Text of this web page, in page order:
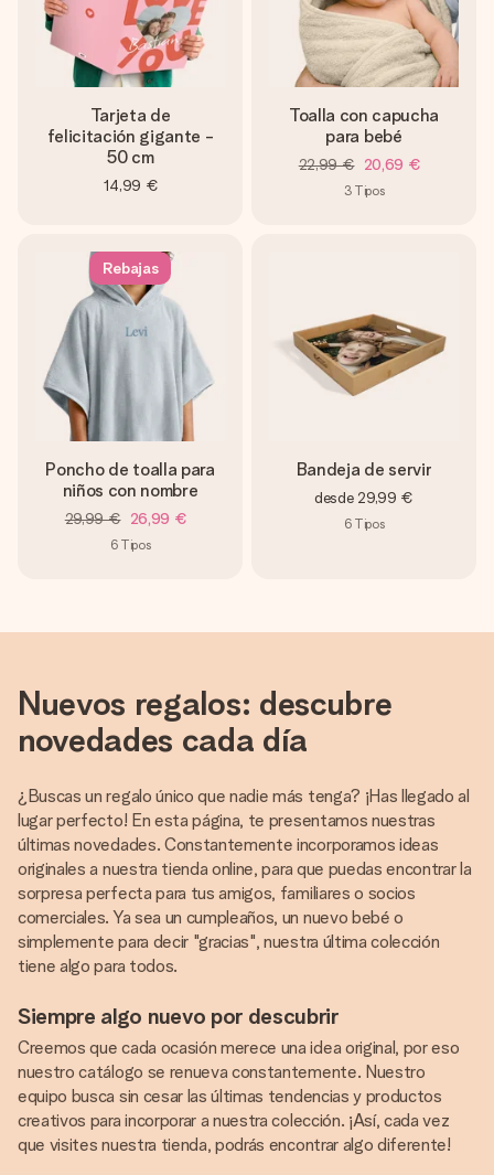
Tarjeta de
felicitación gigante -
50 cm
14,99 €
Toalla con capucha
para bebé
22,99 € 20,69 €
3 Tipos
Rebajas
Poncho de toalla para
niños con nombre
29,99 € 26,99 €
6 Tipos
Bandeja de servir
desde 29,99 €
6 Tipos
Nuevos regalos: descubre
novedades cada día
¿Buscas un regalo único que nadie más tenga? ¡Has llegado al
lugar perfecto! En esta página, te presentamos nuestras
últimas novedades. Constantemente incorporamos ideas
originales a nuestra tienda online, para que puedas encontrar la
sorpresa perfecta para tus amigos, familiares o socios
comerciales. Ya sea un cumpleaños, un nuevo bebé o
simplemente para decir "gracias", nuestra última colección
tiene algo para todos.
Siempre algo nuevo por descubrir
Creemos que cada ocasión merece una idea original, por eso
nuestro catálogo se renueva constantemente. Nuestro
equipo busca sin cesar las últimas tendencias y productos
creativos para incorporar a nuestra colección. ¡Así, cada vez
que visites nuestra tienda, podrás encontrar algo diferente!